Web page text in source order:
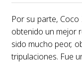
Por su parte,
obtenido un mejor
sido mucho peor,
tripulaciones. Fue